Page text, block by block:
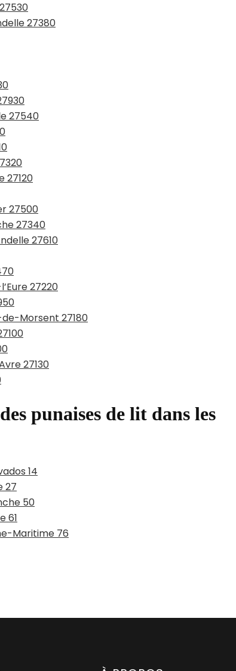
27380
27540
27120
27500
27340
27610
27220
Morsent 27180
27130
punaises de lit dans les
14
27
50
61
Maritime 76